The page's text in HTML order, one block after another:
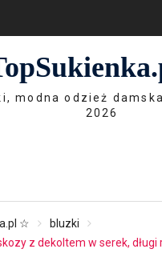
modna odzież
2026
☆
bluzki
z dekoltem w serek, długi